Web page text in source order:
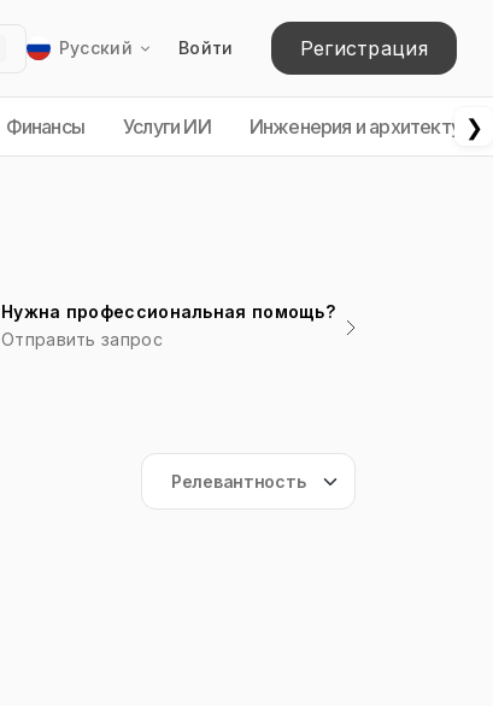
Русский Войти Регистрация
Финансы Услуги ИИ Инженерия и архитектура
❯
Нужна профессиональная помощь?
Отправить запрос